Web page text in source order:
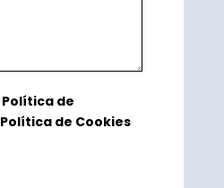
Política de
Política de Cookies